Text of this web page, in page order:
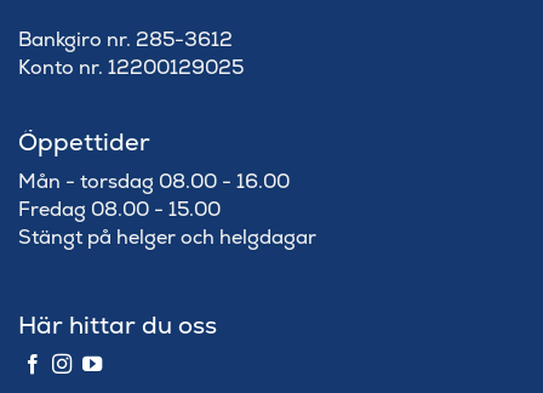
Bankgiro nr. 285-3612
Konto nr. 12200129025
Öppettider
Mån - torsdag 08.00 - 16.00
Fredag 08.00 - 15.00
Stängt på helger och helgdagar
Här hittar du oss